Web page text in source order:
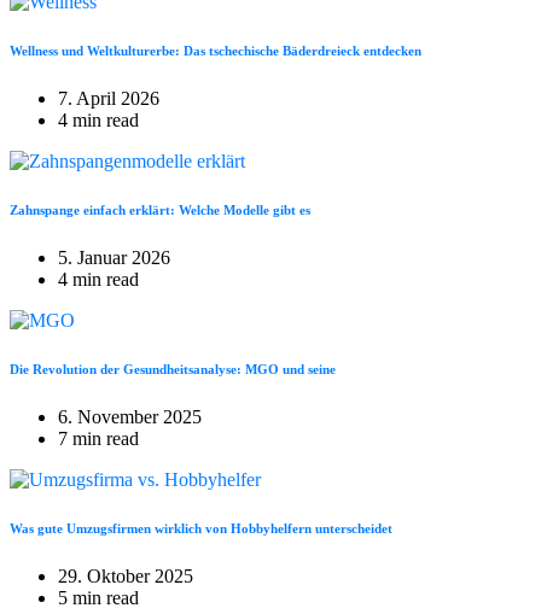
Wellness und Weltkulturerbe: Das tschechische Bäderdreieck entdecken
7. April 2026
4 min read
Zahnspange einfach erklärt: Welche Modelle gibt es
5. Januar 2026
4 min read
Die Revolution der Gesundheitsanalyse: MGO und seine
6. November 2025
7 min read
Was gute Umzugsfirmen wirklich von Hobbyhelfern unterscheidet
29. Oktober 2025
5 min read